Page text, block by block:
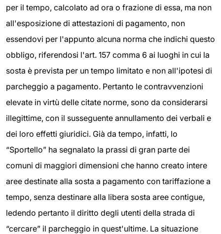
per il tempo, calcolato ad ora o frazione di essa, ma non
all'esposizione di attestazioni di pagamento, non
essendovi per l'appunto alcuna norma che indichi questo
obbligo, riferendosi l'art. 157 comma 6 ai luoghi in cui la
sosta è prevista per un tempo limitato e non all'ipotesi di
parcheggio a pagamento. Pertanto le contravvenzioni
elevate in virtù delle citate norme, sono da considerarsi
illegittime, con il susseguente annullamento dei verbali e
dei loro effetti giuridici. Già da tempo, infatti, lo
“Sportello” ha segnalato la prassi di gran parte dei
comuni di maggiori dimensioni che hanno creato intere
aree destinate alla sosta a pagamento con tariffazione a
tempo, senza destinare alla libera sosta aree contigue,
ledendo pertanto il diritto degli utenti della strada di
“cercare” il parcheggio in quest'ultime. La situazione